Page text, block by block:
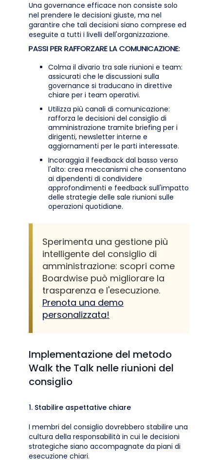
Una governance efficace non consiste solo
nel prendere le decisioni giuste, ma nel
garantire che tali decisioni siano comprese ed
eseguite a tutti i livelli dell'organizzazione.
PASSI PER RAFFORZARE LA COMUNICAZIONE:
Colma il divario tra sale riunioni e team:
assicurati che le discussioni sulla
governance si traducano in direttive
chiare per i team operativi.
Utilizza più canali di comunicazione:
rafforza le decisioni del consiglio di
amministrazione tramite briefing per i
dirigenti, newsletter interne e
aggiornamenti per le parti interessate.
Incoraggia il feedback dal basso verso
l'alto: crea meccanismi che consentano
ai dipendenti di condividere
approfondimenti e feedback sull'impatto
delle strategie delle sale riunioni sulle
operazioni quotidiane.
Sperimenta una gestione più
intelligente del consiglio di
amministrazione: scopri come
Boardwise può migliorare la
trasparenza e l'esecuzione.
Prenota una demo
personalizzata!
Implementazione del metodo
Walk the Talk nelle riunioni del
consiglio
1. Stabilire aspettative chiare
I membri del consiglio dovrebbero stabilire una
cultura della responsabilità in cui le decisioni
strategiche siano accompagnate da piani di
esecuzione chiari.